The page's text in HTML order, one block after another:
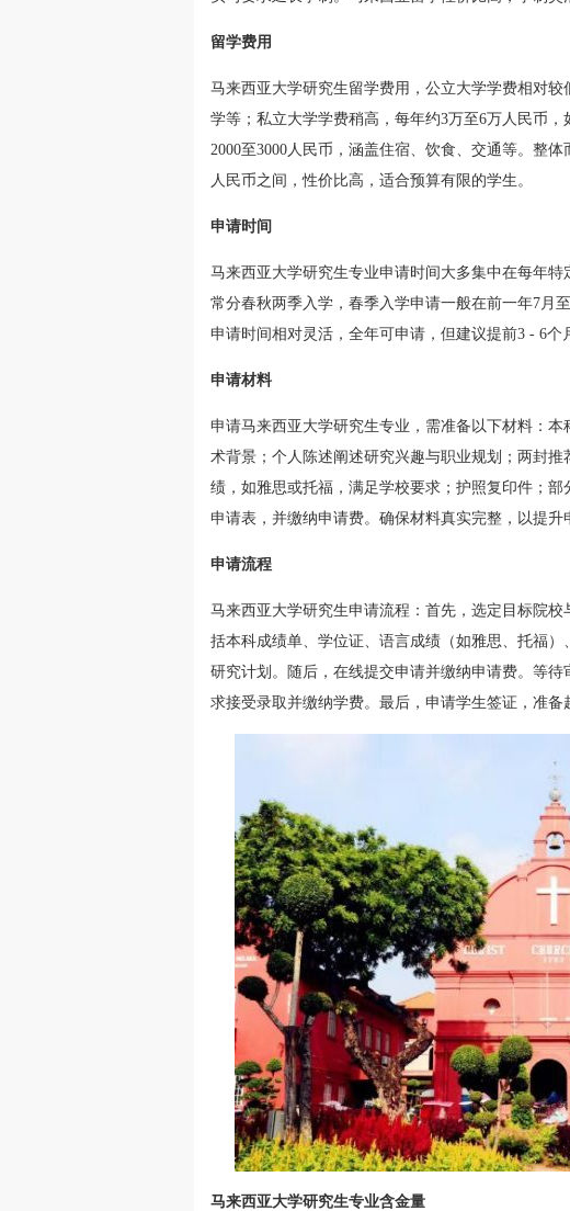
留学费用
马来西亚大学研究生留学费用，公立大学学费相对
学等；私立大学学费稍高，每年约3万至6万人民币
2000至3000人民币，涵盖住宿、饮食、交通等。整
人民币之间，性价比高，适合预算有限的学生。
申请时间
马来西亚大学研究生专业申请时间大多集中在每年
常分春秋两季入学，春季入学申请一般在前一年7月
申请时间相对灵活，全年可申请，但建议提前3 - 6个
申请材料
申请马来西亚大学研究生专业，需准备以下材料：
术背景；个人陈述阐述研究兴趣与职业规划；两封
绩，如雅思或托福，满足学校要求；护照复印件；
申请表，并缴纳申请费。确保材料真实完整，以提升
申请流程
马来西亚大学研究生申请流程：首先，选定目标院
括本科成绩单、学位证、语言成绩（如雅思、托福
研究计划。随后，在线提交申请并缴纳申请费。等
求接受录取并缴纳学费。最后，申请学生签证，准
马来西亚大学研究生专业含金量